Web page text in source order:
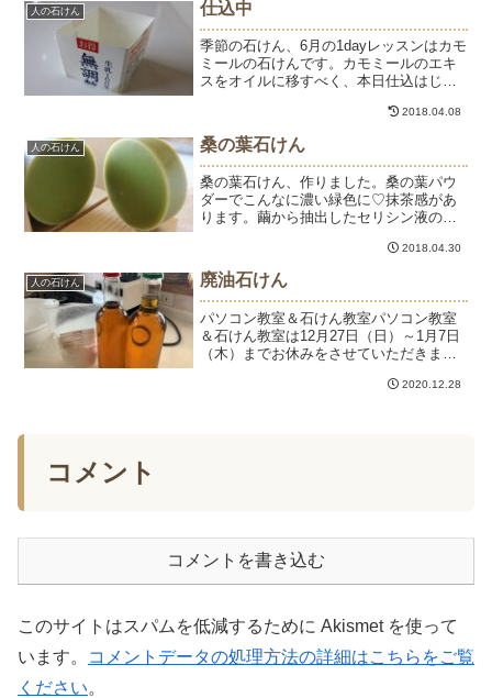
してオイルの整理も...
人の石けん 仕込中
季節の石けん、6月の1dayレッスンはカモ
ミールの石けんです。カモミールのエキ
スをオイルに移すべく、本日仕込はじめ
日（日）10:00～12:002016年6月10日
（金）13:00～15:002...
2018.04.08
人の石けん 桑の葉石けん
桑の葉石けん、作りました。桑の葉パウ
ダーでこんなに濃い緑色に♡抹茶感があ
ります。繭から抽出したセリシン液の効
ズ作りがマイブームの私。繭を作ってい
るのは蚕で、蚕の餌となるのが桑の葉で
す。桑の葉は血糖値を下げ...
2018.04.30
人の石けん 廃油石けん
パソコン教室＆石けん教室パソコン教室
＆石けん教室は12月27日（日）～1月7日
（木）までお休みをさせていただきま
４日（月）までショップサイトはお休み
2020.12.28
コメント
コメントを書き込む
このサイトはスパムを低減するために Akismet を使って
います。
コメントデータの処理方法の詳細はこちらをご覧
ください。